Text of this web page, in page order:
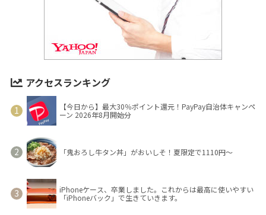
アクセスランキング
【今日から】最大30％ポイント還元！PayPay自治体キャンペ
ーン 2026年8月開始分
「鬼おろし牛タン丼」がおいしそ！夏限定で1110円～
iPhoneケース、卒業しました。これからは最高に使いやすい
「iPhoneバック」で生きていきます。